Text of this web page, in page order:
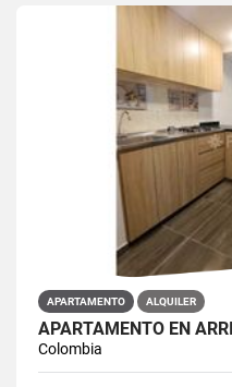
APARTAMENTO ALQUILER
Colombia